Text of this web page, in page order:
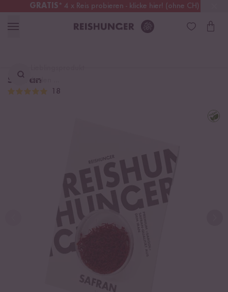
GRATIS* 4 x Reis probieren - klicke hier! (ohne CH)
Schweiz Alle Zölle & Steuern inklusive
finden ...
Safran
18